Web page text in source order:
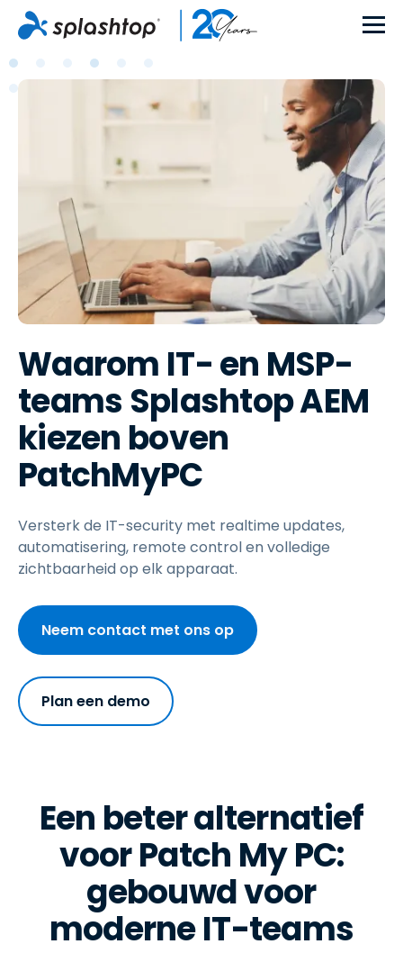
Waarom IT- en MSP-
teams Splashtop AEM
kiezen boven
PatchMyPC
Versterk de IT-security met realtime updates,
automatisering, remote control en volledige
zichtbaarheid op elk apparaat.
Neem contact met ons op
Plan een demo
Een beter alternatief
voor Patch My PC:
gebouwd voor
moderne IT-teams